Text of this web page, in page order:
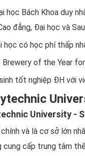
học Bách Khoa duy
đẳng, Đại học và
học có học phí thấp
Brewery of the Year
tốt nghiệp ĐH với
University -
và là cơ sở lớn
cung cấp trung tâm